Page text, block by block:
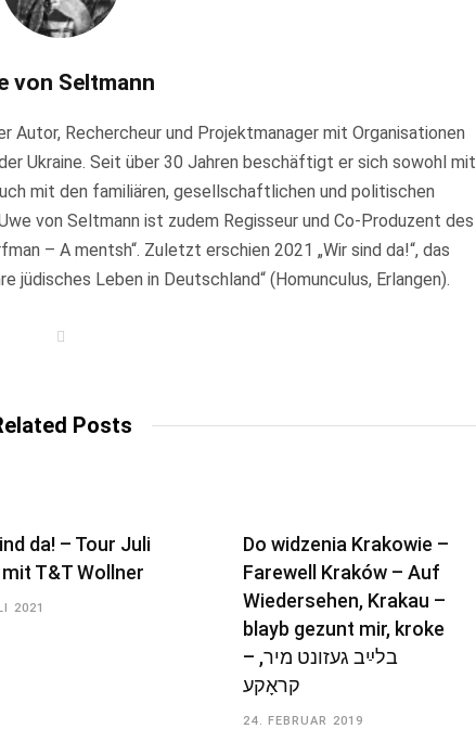
von Seltmann
Autor, Rechercheur und Projektmanager mit Organisationen
Ukraine. Seit über 30 Jahren beschäftigt er sich sowohl mit
mit den familiären, gesellschaftlichen und politischen
von Seltmann ist zudem Regisseur und Co-Produzent des
– A mentsh“. Zuletzt erschien 2021 „Wir sind da!“, das
jüdisches Leben in Deutschland“ (Homunculus, Erlangen).
Posts
da! – Tour Juli
T&T Wollner
2021
Do widzenia Krakowie –
Farewell Kraków – Auf
Wiedersehen, Krakau –
blayb gezunt mir, kroke
– בלײַב געזונט מיר,
קראָקע
24. FEBRUAR 2019